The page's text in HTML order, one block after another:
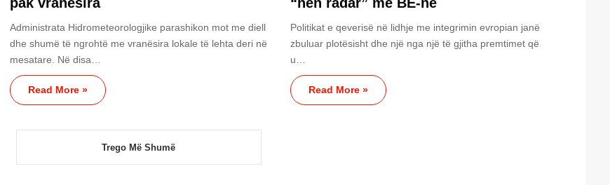
Administrata Hidrometeorologjike parashikon mot me diell
dhe shumë të ngrohtë me vranësira lokale të lehta deri në
mesatare. Në disa…
Read More »
Politikat e qeverisë në lidhje me integrimin evropian janë
zbuluar plotësisht dhe një nga një të gjitha premtimet që
u…
Read More »
Trego Më Shumë